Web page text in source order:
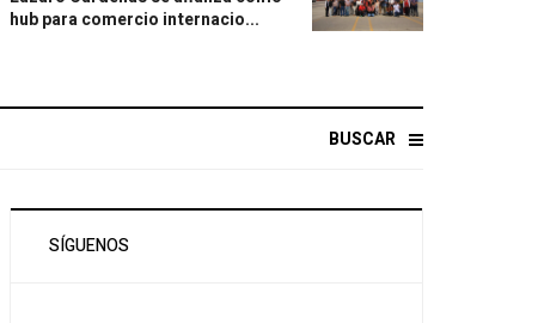
hub para comercio internacio...
BUSCAR
SÍGUENOS